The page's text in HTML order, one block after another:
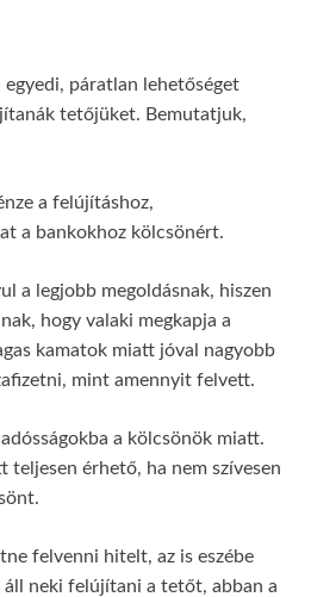
egyedi, páratlan lehetőséget
tetőjüket. Bemutatjuk,
a felújításhoz,
a bankokhoz kölcsönért.
a legjobb megoldásnak, hiszen
hogy valaki megkapja a
kamatok miatt jóval nagyobb
mint amennyit felvett.
a kölcsönök miatt.
teljesen érhető, ha nem szívesen
felvenni hitelt, az is eszébe
áll neki felújítani a tetőt, abban a